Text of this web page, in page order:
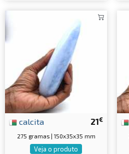
21€
calcita
275 gramas | 150x35x35 mm
Veja o produto